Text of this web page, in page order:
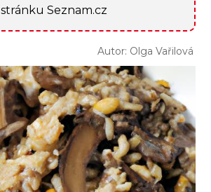
stránku Seznam.cz
Autor: Olga Vařilová